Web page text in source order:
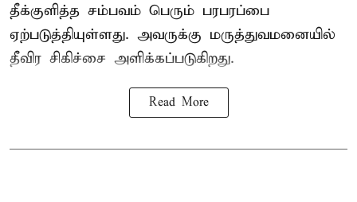
தீக்குளித்த சம்பவம் பெரும் பரபரப்பை
ஏற்படுத்தியுள்ளது. அவருக்கு மருத்துவமனையில்
தீவிர சிகிச்சை அளிக்கப்படுகிறது.
Read More